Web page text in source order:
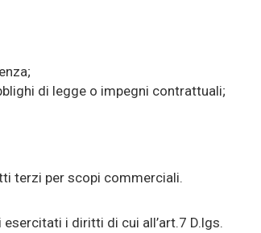
di legge o impegni contrattuali;
terzi per scopi commerciali.
i diritti di cui all’art.7 D.lgs.